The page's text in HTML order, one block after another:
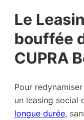
Le
bouffée
CUPRA
Pour
un leasing social
longue durée,